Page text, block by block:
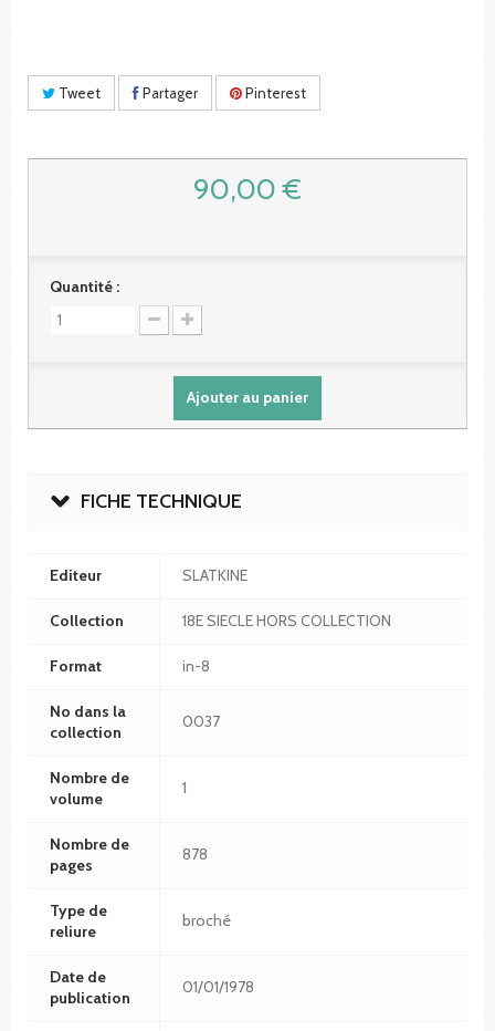
Tweet Partager Pinterest
90,00 €
Quantité :
Ajouter au panier
FICHE TECHNIQUE
Editeur SLATKINE
Collection 18E SIECLE HORS COLLECTION
Format in-8
No dans la
collection
0037
Nombre de
volume
1
Nombre de
pages
878
Type de
reliure
broché
Date de
publication
01/01/1978